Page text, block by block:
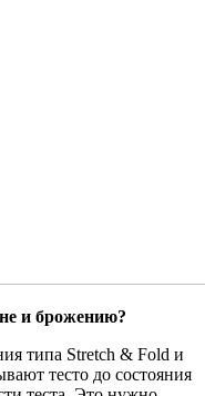
и брожению?
типа Stretch & Fold и
тесто до состояния